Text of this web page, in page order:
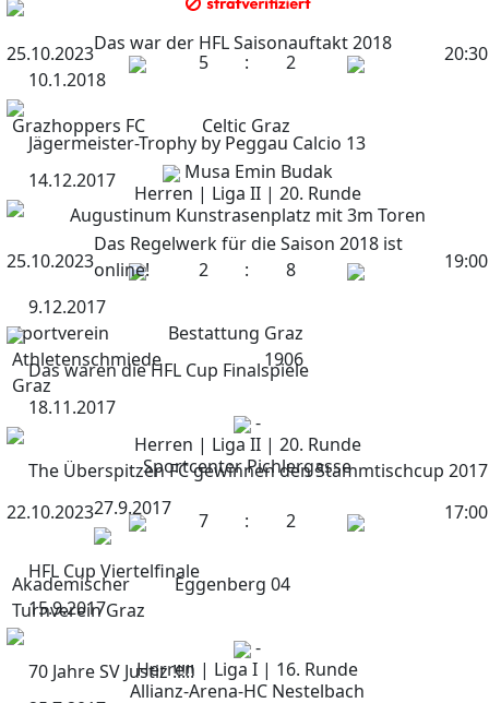
25.10.2023 20:30
5 : 2
Grazhoppers FC
Celtic Graz
Musa Emin Budak
Herren | Liga II | 20. Runde
Augustinum Kunstrasenplatz mit 3m Toren
25.10.2023
19:00
2 : 8
Sportverein
Athletenschmiede
Graz
Bestattung Graz
1906
-
Herren | Liga II | 20. Runde
Sportcenter Pichlergasse
22.10.2023
17:00
7 : 2
Akademischer
Turnverein Graz
Eggenberg 04
-
Herren | Liga I | 16. Runde
Allianz-Arena-HC Nestelbach
Das war der HFL Saisonauftakt 2018
10.1.2018
Jägermeister-Trophy by Peggau Calcio 13
14.12.2017
Das Regelwerk für die Saison 2018 ist
online!
9.12.2017
Das waren die HFL Cup Finalspiele
18.11.2017
The Überspitzen FC gewinnen den Stammtischcup 2017
27.9.2017
HFL Cup Viertelfinale
15.9.2017
70 Jahre SV Justiz !!!!!